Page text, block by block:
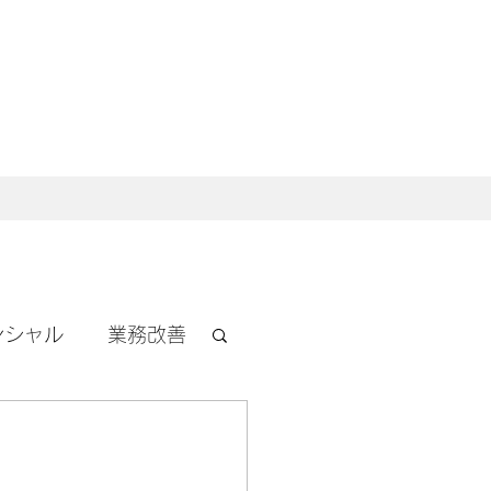
シャル 業務改善